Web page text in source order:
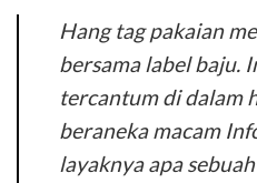
Hang tag pakaian
bersama label baju.
tercantum di dalam
beraneka macam
layaknya apa